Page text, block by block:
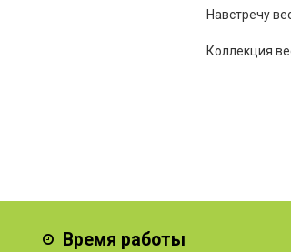
Навстречу
Коллекция
Время работы